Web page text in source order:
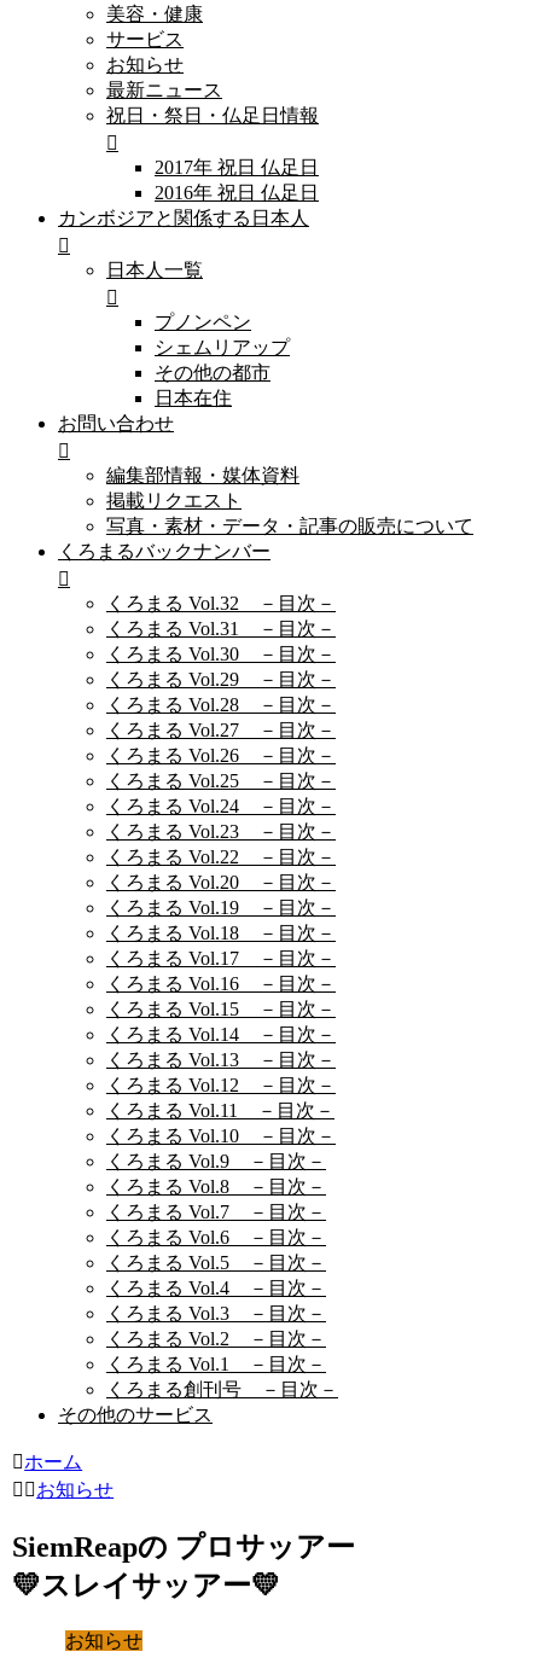
美容・健康
サービス
お知らせ
最新ニュース
祝日・祭日・仏足日情報
2017年 祝日 仏足日
2016年 祝日 仏足日
カンボジアと関係する日本人
日本人一覧
プノンペン
シェムリアップ
その他の都市
日本在住
お問い合わせ
編集部情報・媒体資料
掲載リクエスト
写真・素材・データ・記事の販売について
くろまるバックナンバー
くろまる Vol.32 －目次－
くろまる Vol.31 －目次－
くろまる Vol.30 －目次－
くろまる Vol.29 －目次－
くろまる Vol.28 －目次－
くろまる Vol.27 －目次－
くろまる Vol.26 －目次－
くろまる Vol.25 －目次－
くろまる Vol.24 －目次－
くろまる Vol.23 －目次－
くろまる Vol.22 －目次－
くろまる Vol.20 －目次－
くろまる Vol.19 －目次－
くろまる Vol.18 －目次－
くろまる Vol.17 －目次－
くろまる Vol.16 －目次－
くろまる Vol.15 －目次－
くろまる Vol.14 －目次－
くろまる Vol.13 －目次－
くろまる Vol.12 －目次－
くろまる Vol.11 －目次－
くろまる Vol.10 －目次－
くろまる Vol.9 －目次－
くろまる Vol.8 －目次－
くろまる Vol.7 －目次－
くろまる Vol.6 －目次－
くろまる Vol.5 －目次－
くろまる Vol.4 －目次－
くろまる Vol.3 －目次－
くろまる Vol.2 －目次－
くろまる Vol.1 －目次－
くろまる創刊号 －目次－
その他のサービス
ホーム
お知らせ
SiemReapの プロサッアー
💛スレイサッアー💛
お知らせ